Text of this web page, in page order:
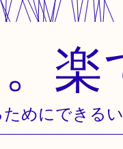
楽
めにできるい